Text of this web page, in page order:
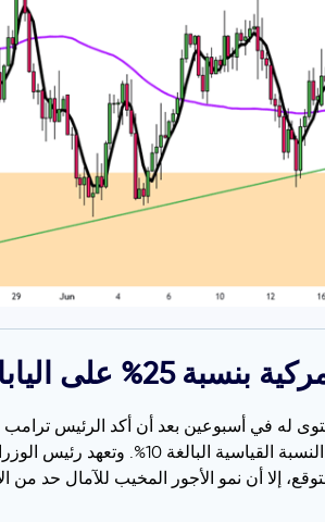
على اليابان
أغسطس/آب، وهو أقل من التهديد السابق
إلا أن نمو الأجور المخيب للآمال حد